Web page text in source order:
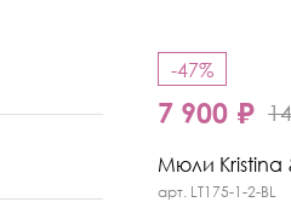
-47%
7 900 ₽
Мюли Kristina
арт. LT175-1-2-BL